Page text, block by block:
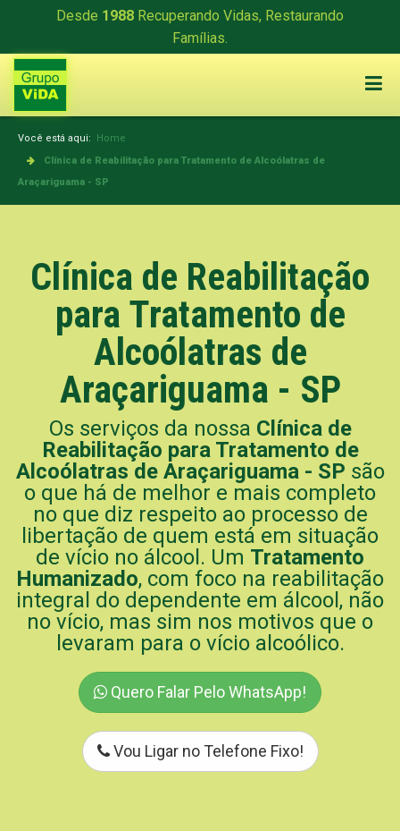
Desde 1988 Recuperando Vidas, Restaurando
Famílias.
Você está aqui: Home
Clínica de Reabilitação para Tratamento de Alcoólatras de
Araçariguama - SP
Clínica de Reabilitação
para Tratamento de
Alcoólatras de
Araçariguama - SP
Os serviços da nossa Clínica de
Reabilitação para Tratamento de
Alcoólatras de Araçariguama - SP são
o que há de melhor e mais completo
no que diz respeito ao processo de
libertação de quem está em situação
de vício no álcool. Um Tratamento
Humanizado, com foco na reabilitação
integral do dependente em álcool, não
no vício, mas sim nos motivos que o
levaram para o vício alcoólico.
Quero Falar Pelo WhatsApp!
Vou Ligar no Telefone Fixo!